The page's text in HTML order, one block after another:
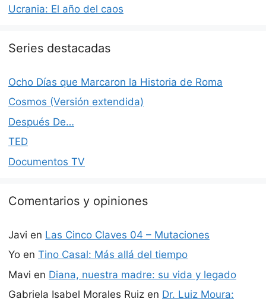
Ucrania: El año del caos
Series destacadas
Ocho Días que Marcaron la Historia de Roma
Cosmos (Versión extendida)
Después De…
TED
Documentos TV
Comentarios y opiniones
Javi en Las Cinco Claves 04 – Mutaciones
Yo en Tino Casal: Más allá del tiempo
Mavi en Diana, nuestra madre: su vida y legado
Gabriela Isabel Morales Ruiz en Dr. Luiz Moura: